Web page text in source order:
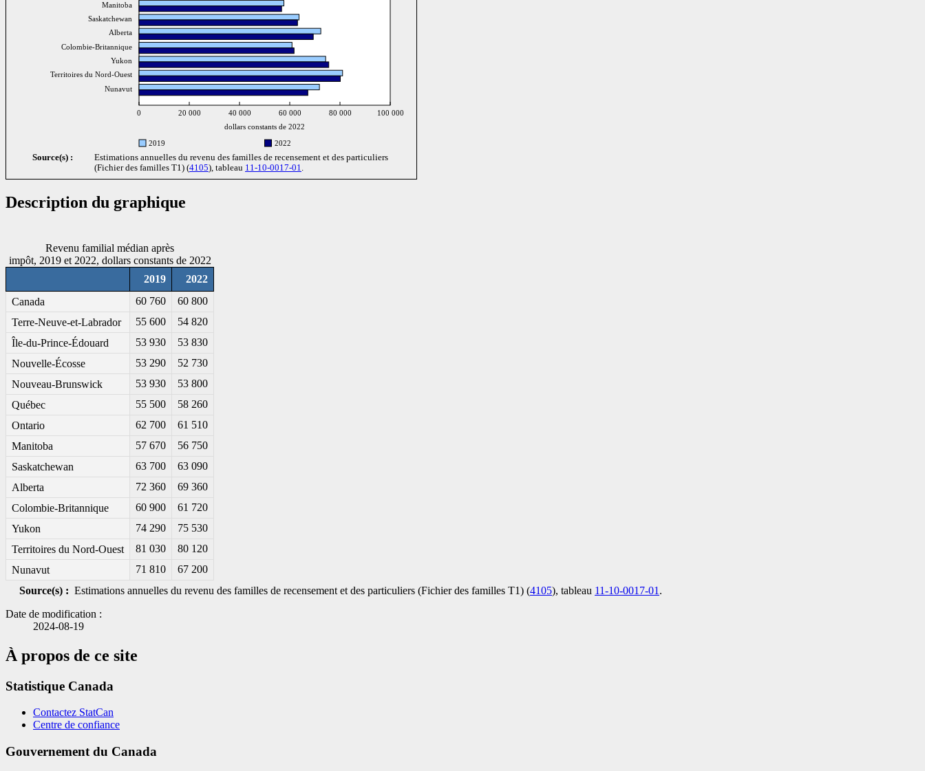
Manitoba
Saskatchewan
Alberta
Colombie-Britannique
Yukon
Territoires du Nord-Ouest
Nunavut
0 20 000 40 000 60 000 80 000
100 000
dollars constants de 2022
2019 2022
Source(s) :
Estimations annuelles du revenu des familles de recensement et des particuliers
(Fichier des familles T1) (4105), tableau 11-10-0017-01.
Description du graphique
Revenu familial médian après
impôt, 2019 et 2022, dollars constants de 2022
2019
2022
Canada
60 760
60 800
Terre-Neuve-et-Labrador
55 600
54 820
Île-du-Prince-Édouard
53 930
53 830
Nouvelle-Écosse
53 290
52 730
Nouveau-Brunswick
53 930
53 800
Québec
55 500
58 260
Ontario
62 700
61 510
Manitoba
57 670
56 750
Saskatchewan
63 700
63 090
Alberta
72 360
69 360
Colombie-Britannique
60 900
61 720
Yukon
74 290
75 530
Territoires du Nord-Ouest
81 030
80 120
Nunavut
71 810
67 200
Source(s) : Estimations annuelles du revenu des familles de recensement et des particuliers (Fichier des familles T1) (4105), tableau 11-10-0017-01 .
Date de modification :
2024-08-19
À propos de ce site
Statistique Canada
Contactez StatCan
Centre de confiance
Gouvernement du Canada